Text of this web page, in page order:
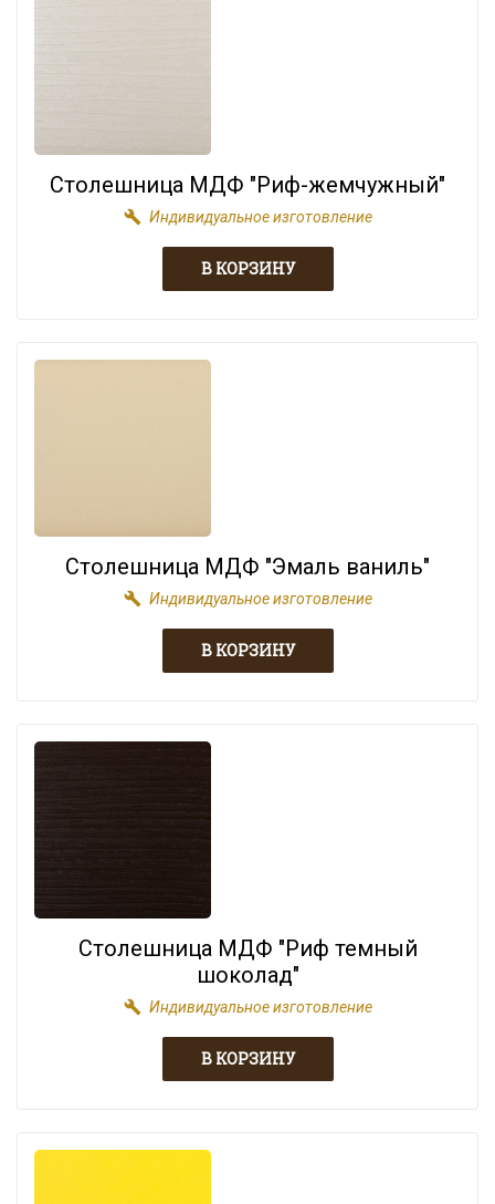
Столешница МДФ "Риф-жемчужный"
build Индивидуальное изготовление
Столешница МДФ "Эмаль ваниль"
build Индивидуальное изготовление
Столешница МДФ "Риф темный
шоколад"
build Индивидуальное изготовление